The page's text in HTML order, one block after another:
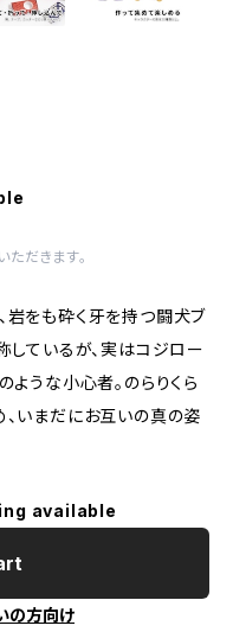
だきます。
をも砕く牙を持つ闘犬ブ
しているが、実はコジロー
ような小心者。のらりくら
いまだにお互いの真の姿
available
の方向け